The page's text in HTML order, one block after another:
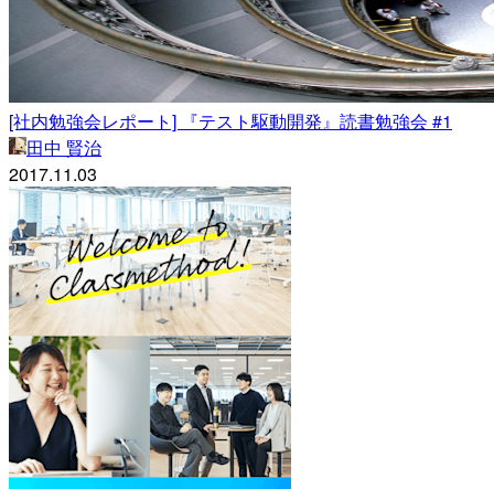
[社内勉強会レポート] 『テスト駆動開発』読書勉強会 #1
田中 賢治
2017.11.03